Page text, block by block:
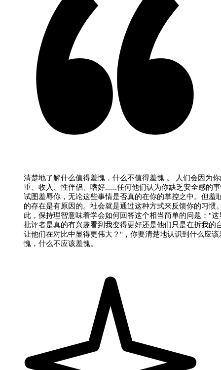
清楚地了解什么值得羞愧，什么不值得羞愧 。 人们会因为
重、收入、性伴侣、嗜好......任何他们认为你缺乏安全感的
试图羞辱你，无论这些事情是否真的在你的掌控之中。但羞
的存在是有原因的。社会就是通过这种方式来反馈你的习惯
此，保持理智意味着学会如何回答这个相当简单的问题："这
批评者是真的有兴趣看到我变得更好还是他们只是在拆我的
让他们在对比中显得更伟大？"，你要清楚地认识到什么应该
愧，什么不应该羞愧。